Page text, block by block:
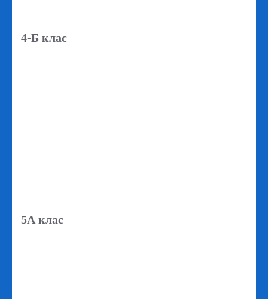
4-Б клас
5А клас